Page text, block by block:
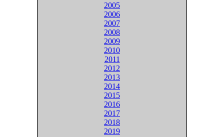
2005
2006
2007
2008
2009
2010
2011
2012
2013
2014
2015
2016
2017
2018
2019